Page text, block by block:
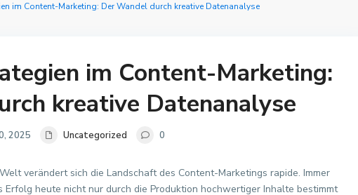
im Content-Marketing: Der Wandel durch kreative Datenanalyse
im Content-Marketing:
kreative Datenanalyse
2025 Uncategorized 0
verändert sich die Landschaft des Content-Marketings rapide. Immer
Erfolg heute nicht nur durch die Produktion hochwertiger Inhalte bestimmt